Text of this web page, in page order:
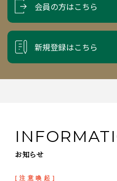
会員の方はこちら
新規登録はこちら
お知らせ
[ 注 意 喚 起 ]